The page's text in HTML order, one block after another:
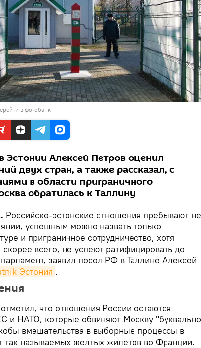
в фотобанк
Эстонии Алексей Петров оценил
двух стран, а также рассказал, с
в области приграничного
обратилась к Таллину
Российско-эстонские отношения пребывают не
успешным можно назвать только
и приграничное сотрудничество, хотя
всего, не успеют ратифицировать до
заявил посол РФ в Таллине Алексей
Эстония .
что отношения России остаются
и НАТО, которые обвиняют Москву "буквально
вмешательства в выборные процессы в
так называемых желтых жилетов во Франции.